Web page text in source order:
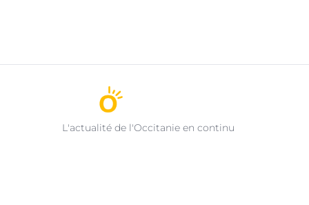
L'actualité de l'Occitanie en continu